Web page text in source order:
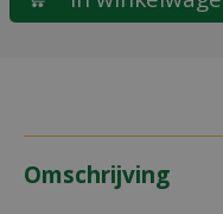
Omschrijving